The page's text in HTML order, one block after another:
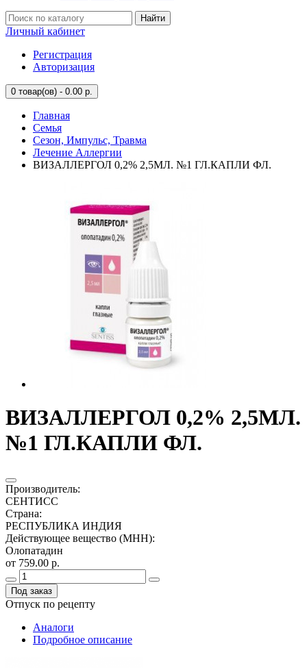
Найти
Личный кабинет
Регистрация
Авторизация
0 товар(ов) - 0.00 р.
Главная
Семья
Сезон, Импульс, Травма
Лечение Аллергии
ВИЗАЛЛЕРГОЛ 0,2% 2,5МЛ. №1 ГЛ.КАПЛИ ФЛ.
ВИЗАЛЛЕРГОЛ 0,2% 2,5МЛ.
№1 ГЛ.КАПЛИ ФЛ.
Производитель:
СЕНТИСС
Страна:
РЕСПУБЛИКА ИНДИЯ
Действующее вещество (МНН):
Олопатадин
от 759.00 р.
Под заказ
Отпуск по рецепту
Аналоги
Подробное описание